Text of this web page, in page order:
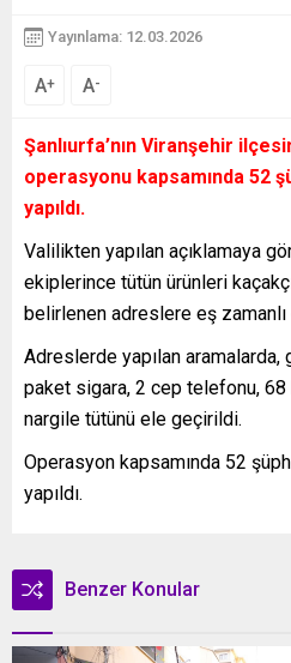
Yayınlama: 12.03.2026
A+ A-
Şanlıurfa’nın Viranşehir
operasyonu kapsamında 52
yapıldı.
Valilikten yapılan açıklamaya
ekiplerince tütün ürünleri
belirlenen adreslere eş
Adreslerde yapılan aramalarda,
paket sigara, 2 cep telefonu,
nargile tütünü ele geçirildi.
Operasyon kapsamında 52
yapıldı.
Benzer Konular